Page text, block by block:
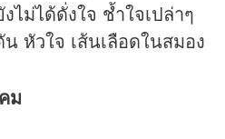
ม่ได้ดั่งใจ ช้ำใจเปล่าๆ
หัวใจ เส้นเลือดในสมอง
ม